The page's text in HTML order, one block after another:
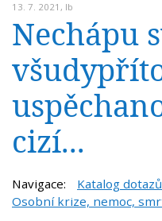
13. 7. 2021, lb
Nechápu
cizí...
Navigace: Katalog dotazů
Osobní krize, nemoc,